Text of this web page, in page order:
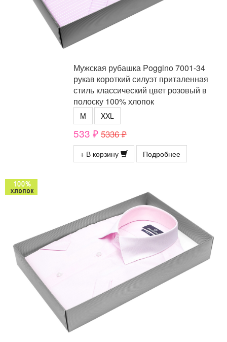
Мужская рубашка Poggino 7001-34
рукав короткий силуэт приталенная
стиль классический цвет розовый в
полоску 100% хлопок
M XXL
533 ₽ 5336 ₽
+ В корзину Подробнее